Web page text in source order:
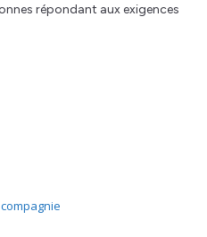
répondant aux exigences